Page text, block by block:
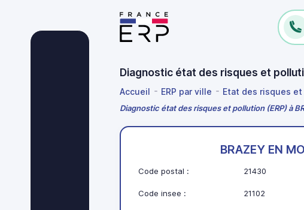
Diagnostic état des risques et
Accueil ERP par ville Etat des risques
Diagnostic état des risques et pollution (ERP) à
BRAZEY EN
Code postal : 21430
Code insee : 21102